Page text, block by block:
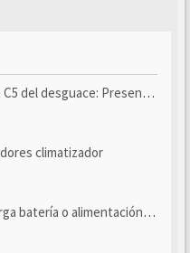
Presentación y seguimiento
climatizador
o alimentación eléctri...